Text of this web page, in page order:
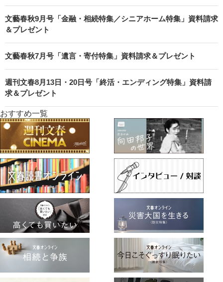
文藝春秋9月号「金融・相続特集／シニアホーム特集」資料請求
＆プレゼント
文藝春秋7月号「遺言・寄付特集」資料請求＆プレゼント
週刊文春8月13日・20日号「終活・エンディング特集」資料請
求＆プレゼント
おすすめ一覧